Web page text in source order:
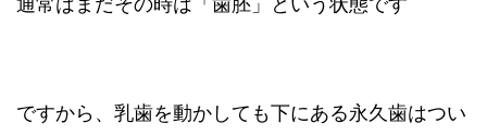
ですから、乳歯を動かしても下にある永久歯はつい